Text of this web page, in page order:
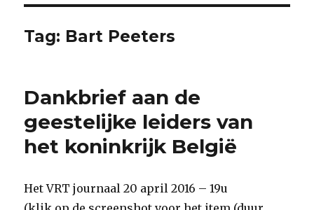
Tag: Bart Peeters
Dankbrief aan de
geestelijke leiders van
het koninkrijk België
Het VRT journaal 20 april 2016 – 19u